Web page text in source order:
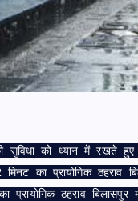
की सुविधा को ध्यान में रखते
का प्रायोगिक
प्रायोगिक ठहराव